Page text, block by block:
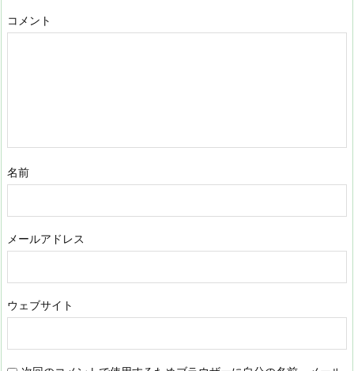
コメント
名前
メールアドレス
ウェブサイト